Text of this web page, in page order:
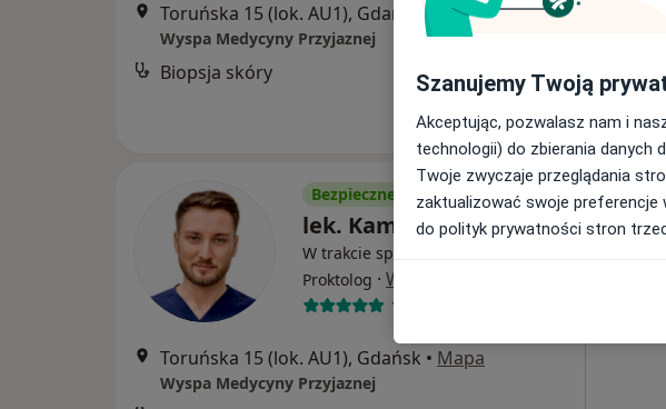
Toruńska 15 (lok. AU1), Gdańsk Mapa
Wyspa Medycyny Przyjaznej
Biopsja skóry od 850 zł
Bezpieczne płatności
lek. Kamil Smok
W trakcie specjalizacji (Chirurg),
Proktolog · Więcej
136 opinii
Toruńska 15 (lok. AU1), Gdańsk • Mapa
Wyspa Medycyny Przyjaznej
Szanujemy Twoją
Akceptując, pozwalasz nam i
technologii) do zbierania
Twoje zwyczaje przeglądania
zaktualizować swoje preferencje
do polityk prywatności stron